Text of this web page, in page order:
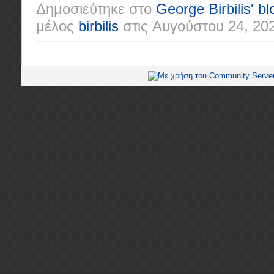
Δημοσιεύτηκε στο George Birbilis'
μέλος birbilis στις Αυγούστου 24,